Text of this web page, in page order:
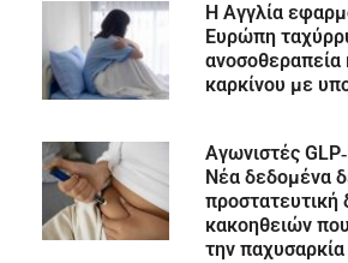
Η Αγγλία
Ευρώπη
ανοσοθεραπεία
καρκίνου με
Αγωνιστές
Νέα δεδομένα
προστατευτική
κακοηθειών
την παχυσαρκία